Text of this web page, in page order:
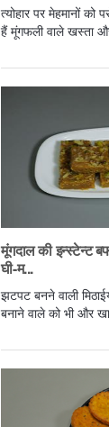
त्योहार पर मेहमानों
हैं मूंगफली वाले खस्ता
मूंगदाल की इन्स्टेन्ट
घी-म...
झटपट बनने वाली
बनाने वाले को भी और